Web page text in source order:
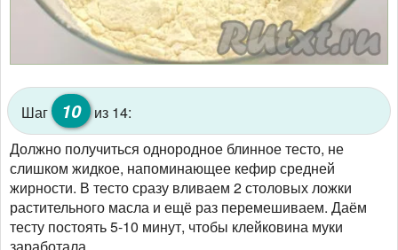
Шаг 10 из 14:
Должно получиться однородное блинное тесто, не
слишком жидкое, напоминающее кефир средней
жирности. В тесто сразу вливаем 2 столовых ложки
растительного масла и ещё раз перемешиваем. Даём
тесту постоять 5-10 минут, чтобы клейковина муки